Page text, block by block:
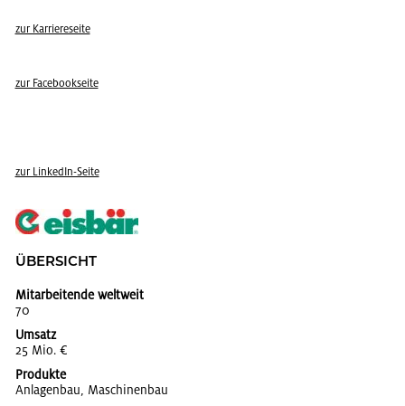
zur Kar­rie­re­sei­te
zur Face­book­sei­te
zur Lin­kedIn-Seite
ÜBER­SICHT
Mitarbeitende weltweit
70
Umsatz
25 Mio. €
Produkte
An­la­gen­bau, Ma­schi­nen­bau